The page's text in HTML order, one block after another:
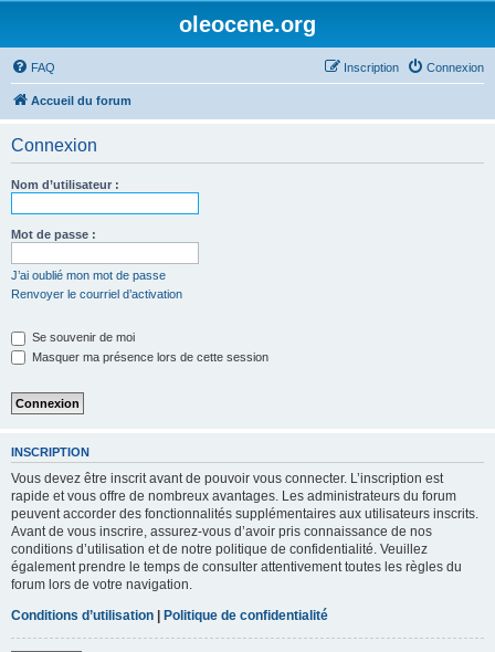
oleocene.org
FAQ Connexion
Inscription
Accueil du forum
Connexion
Nom d’utilisateur :
Mot de passe :
J’ai oublié mon mot de passe
Renvoyer le courriel d’activation
Se souvenir de moi
Masquer ma présence lors de cette session
INSCRIPTION
Vous devez être inscrit avant de pouvoir vous connecter. L’inscription est
rapide et vous offre de nombreux avantages. Les administrateurs du forum
peuvent accorder des fonctionnalités supplémentaires aux utilisateurs inscrits.
Avant de vous inscrire, assurez-vous d’avoir pris connaissance de nos
conditions d’utilisation et de notre politique de confidentialité. Veuillez
également prendre le temps de consulter attentivement toutes les règles du
forum lors de votre navigation.
Conditions d’utilisation | Politique de confidentialité